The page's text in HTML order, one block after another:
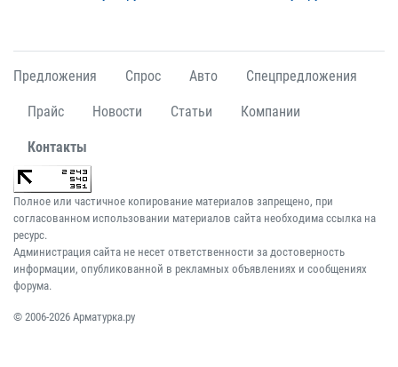
Предложения Спрос Авто Спецпредложения
Прайс Новости Статьи Компании
Контакты
Полное или частичное копирование материалов запрещено, при
согласованном использовании материалов сайта необходима ссылка на
ресурс.
Администрация сайта не несет ответственности за достоверность
информации, опубликованной в рекламных объявлениях и сообщениях
форума.
© 2006-2026 Арматурка.ру